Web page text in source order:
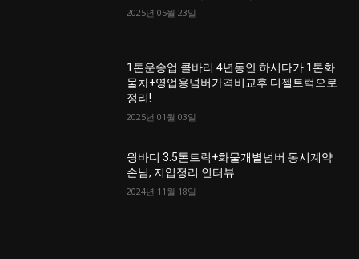
2025년 05월 23일
1톤운송업 콜바리 4년동안 하시다가 1톤화
물차+영업용넘버가격비교후 디젤트럭으로
정리!
2025년 01월 03일
윙바디 3.5톤트럭+화물개별넘버 동시계약
손님, 지입정리 인터뷰
2024년 11월 18일